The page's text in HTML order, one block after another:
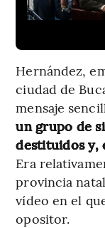
Hernández,
ciudad de
mensaje
un grupo de
destituidos y,
Era
provincia
vídeo en el
opositor.